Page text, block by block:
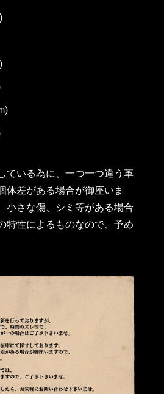
ている為に、一つ一つ違う革
体差がある場合が御座いま
小さな傷、シミ等がある場合
特性によるものなので、予め